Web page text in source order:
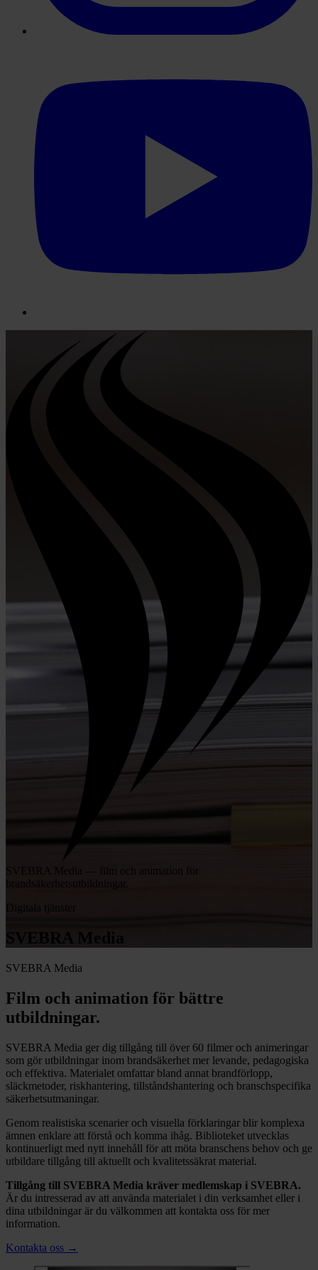
SVEBRA Media — film och animation för
brandsäkerhetsutbildningar.
Digitala tjänster
SVEBRA Media
SVEBRA Media
Film och animation för bättre
utbildningar.
SVEBRA Media ger dig tillgång till över 60 filmer och animeringar
som gör utbildningar inom brandsäkerhet mer levande, pedagogiska
och effektiva. Materialet omfattar bland annat brandförlopp,
släckmetoder, riskhantering, tillståndshantering och branschspecifika
säkerhetsutmaningar.
Genom realistiska scenarier och visuella förklaringar blir komplexa
ämnen enklare att förstå och komma ihåg. Biblioteket utvecklas
kontinuerligt med nytt innehåll för att möta branschens behov och ge
utbildare tillgång till aktuellt och kvalitetssäkrat material.
Tillgång till SVEBRA Media kräver medlemskap i SVEBRA.
Är du intresserad av att använda materialet i din verksamhet eller i
dina utbildningar är du välkommen att kontakta oss för mer
information.
Kontakta oss →